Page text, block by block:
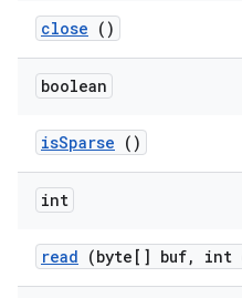
close ()
boolean
isSparse ()
int
read (byte[] buf, int